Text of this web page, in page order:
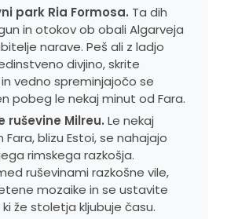
park Ria Formosa. Ta dih
in otokov ob obali Algarveja
narave. Peš ali z ladjo
divjino, skrite
vedno spreminjajočo se
pobeg le nekaj minut od Fara.
ruševine Milreu. Le nekaj
blizu Estoi, se nahajajo
rimskega razkošja.
ruševinami razkošne vile,
mozaike in se ustavite
že stoletja kljubuje času.